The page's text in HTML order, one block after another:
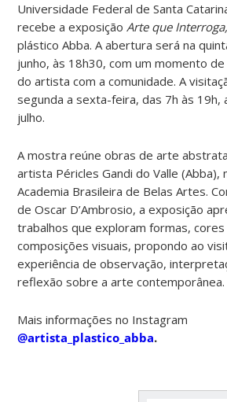
Universidade Federal de Santa
recebe a exposiçãoArte que Interroga,
plástico Abba. A abertura será na
junho, às 18h30, com um momento
do artista com a comunidade. A
segunda a sexta-feira, das 7h às 19h,
julho.
A mostra reúne obras de arte
artista Péricles Gandi do Valle (Abba),
Academia Brasileira de Belas Artes.
de Oscar D’Ambrosio, a exposição
trabalhos que exploram formas,
composições visuais, propondo ao
experiência de observação,
reflexão sobre a arte contemporânea.
Mais informações no Instagram
@artista_plastico_abba.